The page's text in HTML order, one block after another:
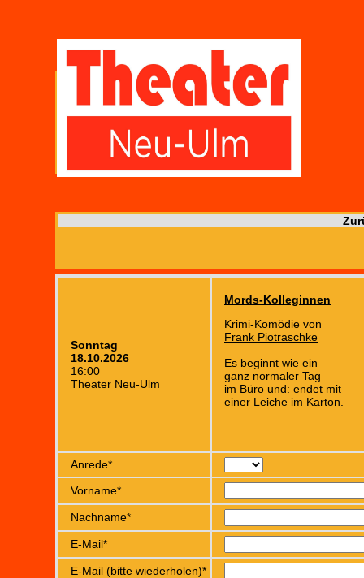
Sonntag
18.10.2026
16:00
Theater Neu-Ulm
Mords-Kolleginnen
Krimi-Komödie von
Frank Piotraschke
Es beginnt wie ein
ganz normaler Tag
im Büro und: endet mit
einer Leiche im Karton.
Anrede*
Vorname*
Nachname*
E-Mail*
E-Mail (bitte wiederholen)*